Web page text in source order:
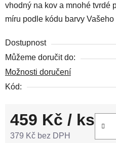
vhodný na kov a mnohé tvrdé
míru podle kódu barvy Vašeho
Dostupnost
Můžeme doručit do:
Možnosti doručení
Kód:
459 Kč / ks
379 Kč bez DPH